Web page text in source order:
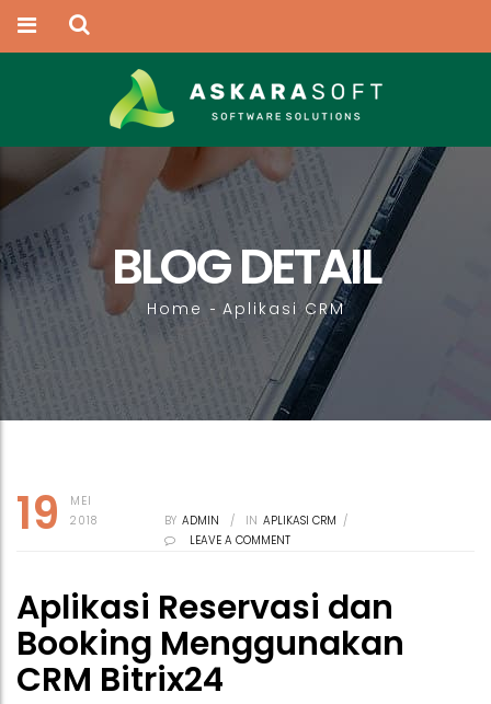
BLOG DETAIL
Home - Aplikasi CRM
19
MEI
2018
BY ADMIN / IN APLIKASI CRM /
LEAVE A COMMENT
Aplikasi Reservasi dan
Booking Menggunakan
CRM Bitrix24